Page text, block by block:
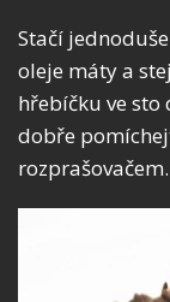
Stačí
oleje máty a
hřebíčku ve sto
dobře
rozprašovačem.